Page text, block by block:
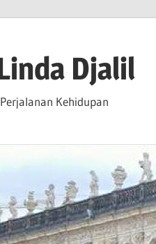
Djalil
Kehidupan